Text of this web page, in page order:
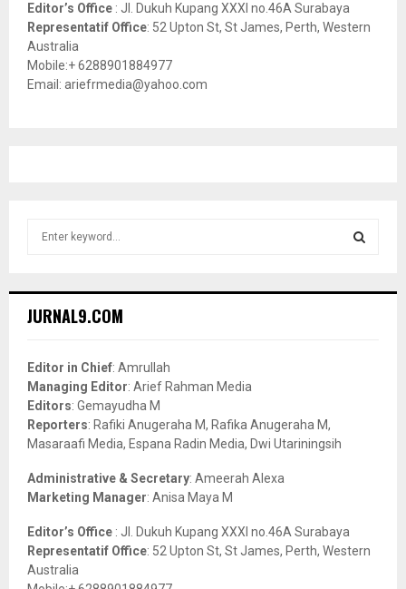
Editor’s Office : Jl. Dukuh Kupang XXXI no.46A Surabaya
Representatif Office: 52 Upton St, St James, Perth, Western
Australia
Mobile:+ 6288901884977
Email: ariefrmedia@yahoo.com
h
o
r
:
JURNAL9.COM
Editor in Chief: Amrullah
Managing Editor: Arief Rahman Media
Editors: Gemayudha M
Reporters: Rafiki Anugeraha M, Rafika Anugeraha M,
Masaraafi Media, Espana Radin Media, Dwi Utariningsih
Administrative & Secretary: Ameerah Alexa
Marketing Manager: Anisa Maya M
Editor’s Office : Jl. Dukuh Kupang XXXI no.46A Surabaya
Representatif Office: 52 Upton St, St James, Perth, Western
Australia